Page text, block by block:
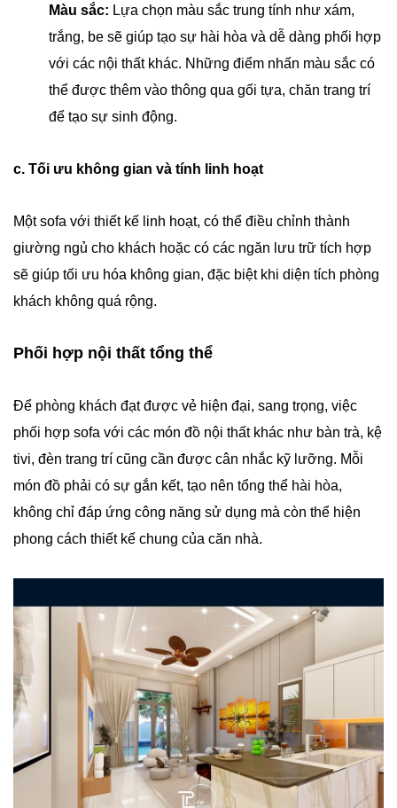
Màu sắc: Lựa chọn màu sắc trung tính như xám,
trắng, be sẽ giúp tạo sự hài hòa và dễ dàng phối hợp
với các nội thất khác. Những điểm nhấn màu sắc có
thể được thêm vào thông qua gối tựa, chăn trang trí
để tạo sự sinh động.
c. Tối ưu không gian và tính linh hoạt
Một sofa với thiết kế linh hoạt, có thể điều chỉnh thành
giường ngủ cho khách hoặc có các ngăn lưu trữ tích hợp
sẽ giúp tối ưu hóa không gian, đặc biệt khi diện tích phòng
khách không quá rộng.
Phối hợp nội thất tổng thể
Để phòng khách đạt được vẻ hiện đại, sang trọng, việc
phối hợp sofa với các món đồ nội thất khác như bàn trà, kệ
tivi, đèn trang trí cũng cần được cân nhắc kỹ lưỡng. Mỗi
món đồ phải có sự gắn kết, tạo nên tổng thể hài hòa,
không chỉ đáp ứng công năng sử dụng mà còn thể hiện
phong cách thiết kế chung của căn nhà.